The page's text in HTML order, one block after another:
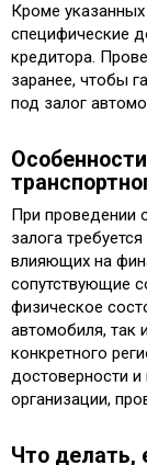
Кроме
специфические
кредитора.
заранее, чтобы
под залог
При проведении
залога
влияющих на
сопутствующие
физическое
автомобиля, так
конкретного
достоверности и
организации,
Что делать,